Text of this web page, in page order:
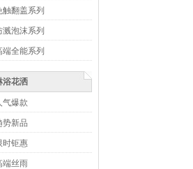
触翻盖系列
溅泡沫系列
端全能系列
浴花洒
气爆款
势新品
时钜惠
端丝雨